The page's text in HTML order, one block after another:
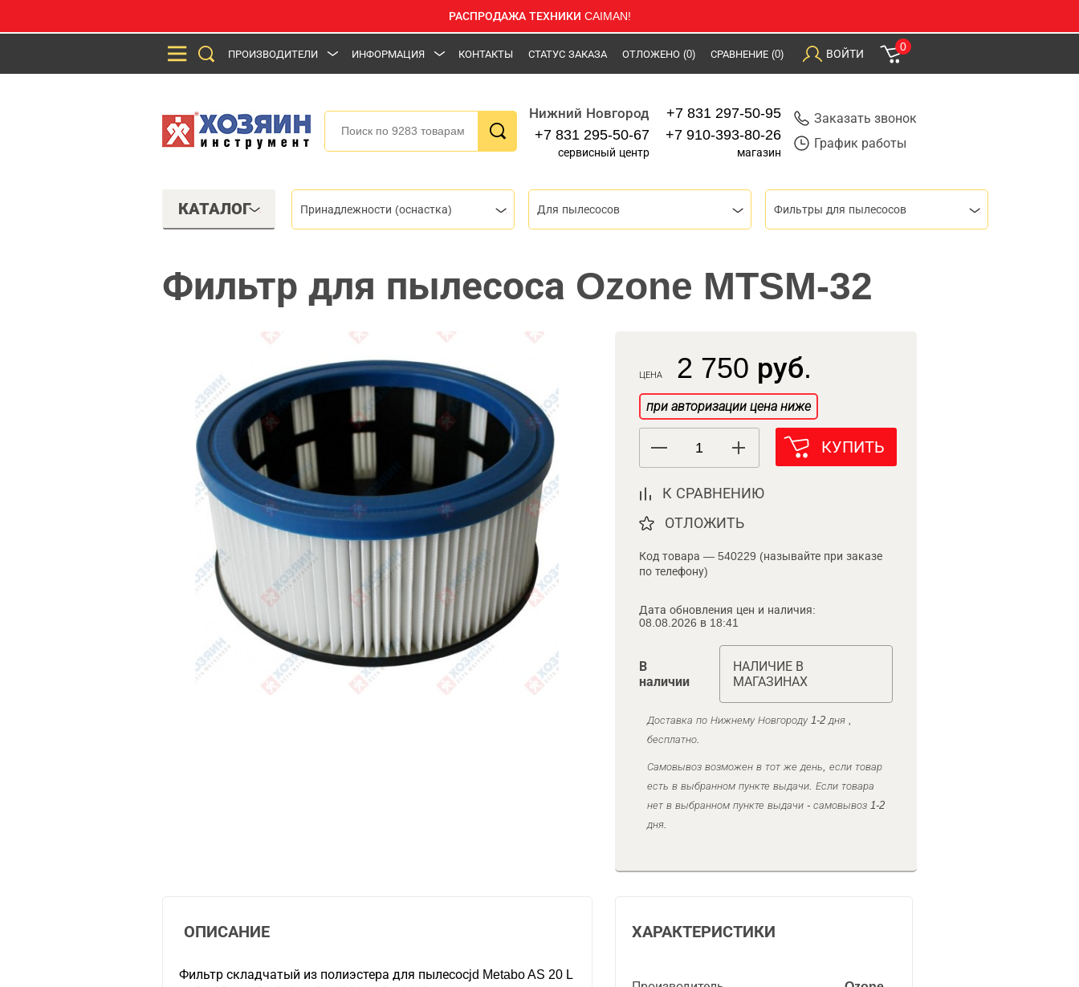
РАСПРОДАЖА ТЕХНИКИ CAIMAN!
ПРОИЗВОДИТЕЛИ ИНФОРМАЦИЯ КОНТАКТЫ СТАТУС ЗАКАЗА ОТЛОЖЕНО (0) СРАВНЕНИЕ (0) ВОЙТИ
0
Нижний Новгород
+7 831 295-50-67
сервисный центр
+7 831 297-50-95
+7 910-393-80-26
магазин
Заказать звонок
График работы
КАТАЛОГ Принадлежности (оснастка) Для пылесосов Фильтры для пылесосов
Фильтр для пылесоса Ozone MTSM-32
ЦЕНА 2 750 руб.
при авторизации цена ниже
КУПИТЬ
К СРАВНЕНИЮ
ОТЛОЖИТЬ
Код товара — 540229 (называйте при заказе
по телефону)
Дата обновления цен и наличия:
08.08.2026 в 18:41
В
наличии
НАЛИЧИЕ В
МАГАЗИНАХ
Доставка по Нижнему Новгороду 1-2 дня ,
бесплатно.
Самовывоз возможен в тот же день, если товар
есть в выбранном пункте выдачи. Если товара
нет в выбранном пункте выдачи - самовывоз 1-2
дня.
ХАРАКТЕРИСТИКИ
ОПИСАНИЕ
Фильтр складчатый из полиэстера для пылесосjd Metabo AS 20 L